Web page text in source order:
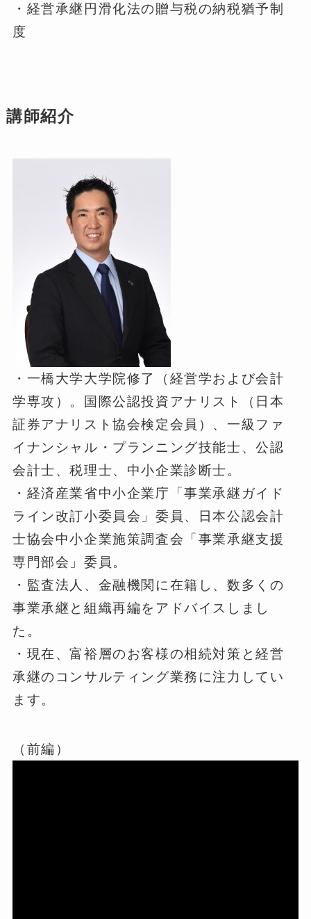
・経営承継円滑化法の贈与税の納税猶予制
度
講師紹介
・一橋大学大学院修了（経営学および会計
学専攻）。国際公認投資アナリスト（日本
証券アナリスト協会検定会員）、一級ファ
イナンシャル・プランニング技能士、公認
会計士、税理士、中小企業診断士。
・経済産業省中小企業庁「事業承継ガイド
ライン改訂小委員会」委員、日本公認会計
士協会中小企業施策調査会「事業承継支援
専門部会」委員。
・監査法人、金融機関に在籍し、数多くの
事業承継と組織再編をアドバイスしまし
た。
・現在、富裕層のお客様の相続対策と経営
承継のコンサルティング業務に注力してい
ます。
（前編）